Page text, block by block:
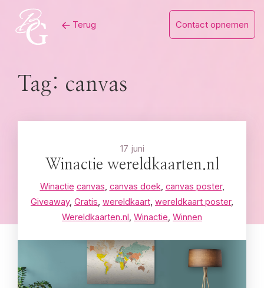
content
Terug Contact opnemen
Tag: canvas
17 juni
Winactie wereldkaarten.nl
Winactie canvas canvas doek canvas poster,
Giveaway, Gratis wereldkaart wereldkaart poster,
Wereldkaarten.nl Winactie Winnen